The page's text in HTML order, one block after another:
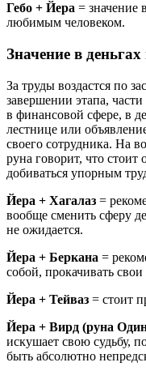
Гебо + Йера = значение
любимым человеком.
Значение в деньгах
За труды воздастся по
завершении этапа,
в финансовой сфере, в
лестнице или
своего сотрудника. На
руна говорит, что стоит
добиваться упорным
Йера + Хагалаз =
вообще сменить сферу
не ожидается.
Йера + Беркана =
собой, прокачивать
Йера + Тейваз = стоит
Йера + Вирд (руна
искушает свою судьбу,
быть абсолютно